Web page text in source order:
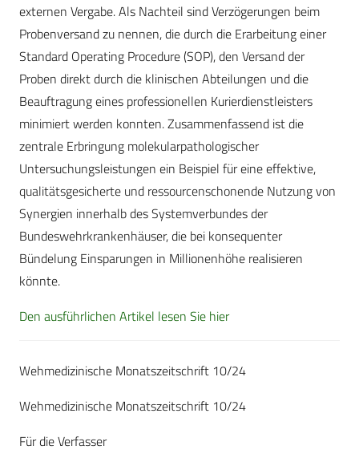
externen Vergabe. Als Nachteil sind Verzögerungen beim
Probenversand zu nennen, die durch die Erarbeitung einer
Standard Operating Procedure (SOP), den Versand der
Proben direkt durch die klinischen Abteilungen und die
Beauftragung eines professionellen Kurierdienstleisters
minimiert werden konnten. Zusammenfassend ist die
zentrale Erbringung molekularpathologischer
Untersuchungsleistungen ein Beispiel für eine effektive,
qualitätsgesicherte und ressourcenschonende Nutzung von
Synergien innerhalb des Systemverbundes der
Bundeswehrkrankenhäuser, die bei konsequenter
Bündelung Einsparungen in Millionenhöhe realisieren
könnte.
Den ausführlichen Artikel lesen Sie hier
Wehmedizinische Monatszeitschrift 10/24
Wehmedizinische Monatszeitschrift 10/24
Für die Verfasser